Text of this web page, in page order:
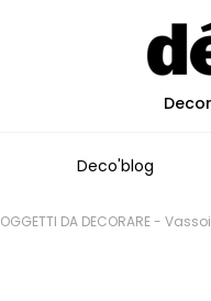
Deco'blog
OGGETTI DA DECORARE -